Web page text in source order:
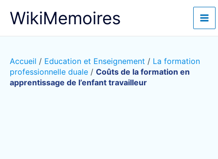
WikiMemoires
Accueil / Education et Enseignement / La formation
professionnelle duale / Coûts de la formation en
apprentissage de l’enfant travailleur